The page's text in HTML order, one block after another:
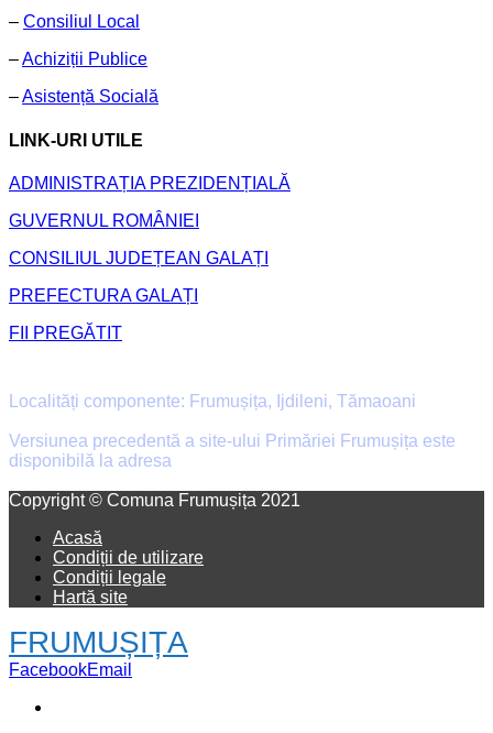
– Consiliul Local
–Achiziții Publice
–Asistență Socială
LINK-URI UTILE
ADMINISTRAȚIA PREZIDENȚIALĂ
GUVERNUL ROMÂNIEI
CONSILIUL JUDEȚEAN GALAȚI
PREFECTURA GALAȚI
FII PREGĂTIT
Localități componente: Frumușița, Ijdileni, Tămaoani
Versiunea precedentă a site-ului Primăriei Frumușița este
disponibilă la adresa
Copyright © Comuna Frumușița 2021
Acasă
Condiții de utilizare
Condiții legale
Hartă site
FRUMUȘIȚA
FacebookEmail